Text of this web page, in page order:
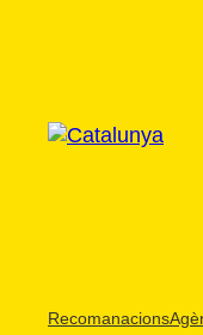
Recomanacions